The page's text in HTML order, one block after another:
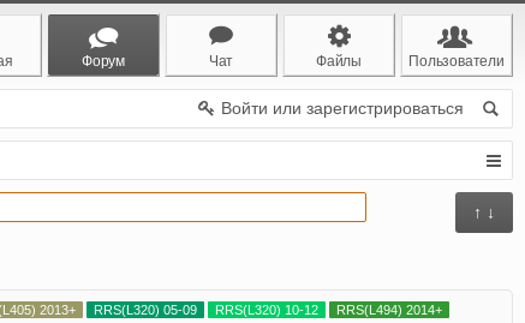
Форум Чат Файлы Пользователи
Войти или зарегистрироваться
↑ ↓
2013+ RRS(L320) 05-09 RRS(L320) 10-12
RRS(L494) 2014+